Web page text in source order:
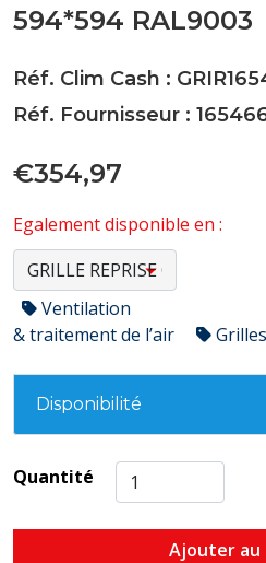
594*594 RAL9003
Réf. Clim Cash :
Réf. Fournisseur :
€354,97
Egalement disponible en :
Ventilation
& traitement de l’air
Disponibilité
Quantité
Ajouter au